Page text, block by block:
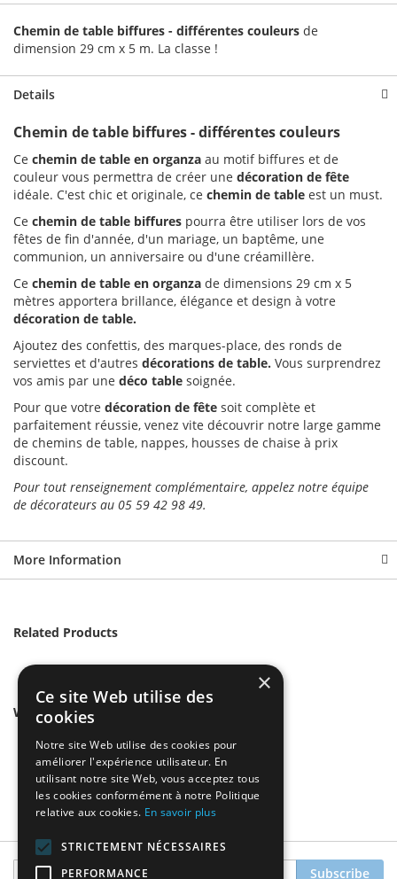
Chemin de table biffures - différentes couleurs de
dimension 29 cm x 5 m. La classe !
Details
Chemin de table biffures - différentes couleurs
Ce chemin de table en organza au motif biffures et de
couleur vous permettra de créer une décoration de fête
idéale. C'est chic et originale, ce chemin de table est un must.
Ce chemin de table biffures pourra être utiliser lors de vos
fêtes de fin d'année, d'un mariage, un baptême, une
communion, un anniversaire ou d'une créamillère.
Ce chemin de table en organza de dimensions 29 cm x 5
mètres apportera brillance, élégance et design à votre
décoration de table.
Ajoutez des confettis, des marques-place, des ronds de
serviettes et d'autres décorations de table. Vous surprendrez
vos amis par une déco table soignée.
Pour que votre décoration de fête soit complète et
parfaitement réussie, venez vite découvrir notre large gamme
de chemins de table, nappes, housses de chaise à prix
discount.
Pour tout renseignement complémentaire, appelez notre équipe
de décorateurs au 05 59 42 98 49.
More Information
Related Products
We found other products you might like!
Sign
Subscribe
×
Ce site Web utilise des
cookies
Notre site Web utilise des cookies pour
améliorer l'expérience utilisateur. En
utilisant notre site Web, vous acceptez tous
les cookies conformément à notre Politique
relative aux cookies. En savoir plus
STRICTEMENT NÉCESSAIRES
PERFORMANCE